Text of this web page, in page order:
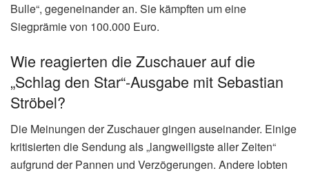
Bulle“, gegeneinander an. Sie kämpften um eine
Siegprämie von 100.000 Euro.
Wie reagierten die Zuschauer auf die
„Schlag den Star“-Ausgabe mit Sebastian
Ströbel?
Die Meinungen der Zuschauer gingen auseinander. Einige
kritisierten die Sendung als „langweiligste aller Zeiten“
aufgrund der Pannen und Verzögerungen. Andere lobten